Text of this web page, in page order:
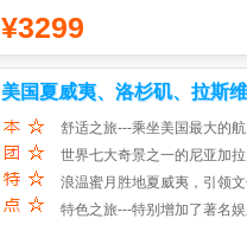
★特别赠送：
1、游览朝鲜王朝王宫景
2、网红点-好客空间
3、跑男拍摄地、首尔美
4、著名韩剧《鬼怪》拍
5、每人一份保额50万元
¥3299
美国夏威夷、洛杉矶、拉斯
舒适之旅---乘坐美国最大的
世界七大奇景之一的尼亚加
浪温蜜月胜地夏威夷，引领
特色之旅---特别增加了著名